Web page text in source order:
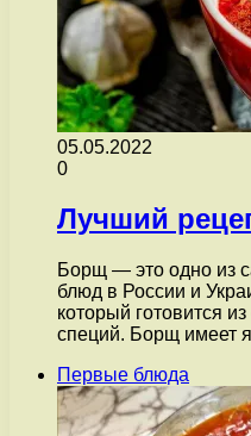
05.05.2022
0
Лучший
Борщ — это одно из
блюд в России и
который готовится
специй. Борщ имеет
Первые блюда